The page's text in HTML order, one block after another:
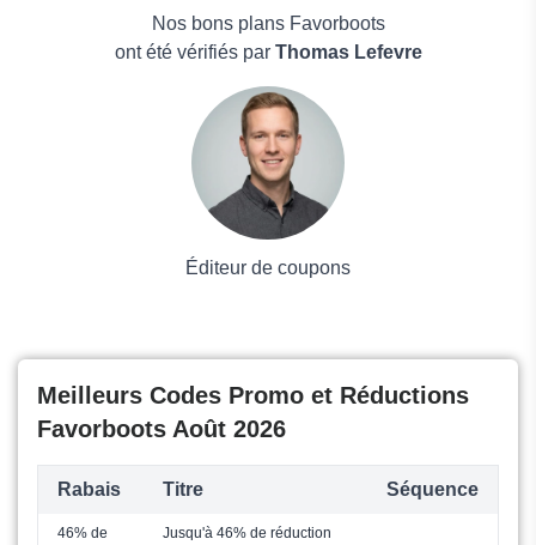
Maison & Jardin
Boissons
Nos bons plans Favorboots
ont été vérifiés par Thomas Lefevre
Éditeur de coupons
Meilleurs Codes Promo et Réductions
Favorboots Août 2026
Rabais Titre Séquence
46% de
Jusqu'à 46% de réduction